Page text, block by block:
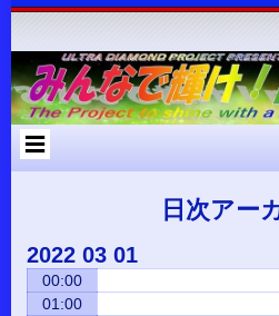
コ
ン
ツ
へ
ス
Skip
2
Skip
2
Skip
2
Skip
2
Skip
2
Skip
2
Skip
2
Skip
2
Skip
3
Skip
2
Skip
2
Skip
3
Skip
3
日次アー
2022 03 01
00:00
01:00